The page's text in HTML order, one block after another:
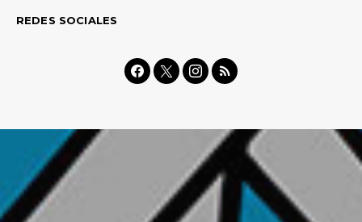
REDES SOCIALES